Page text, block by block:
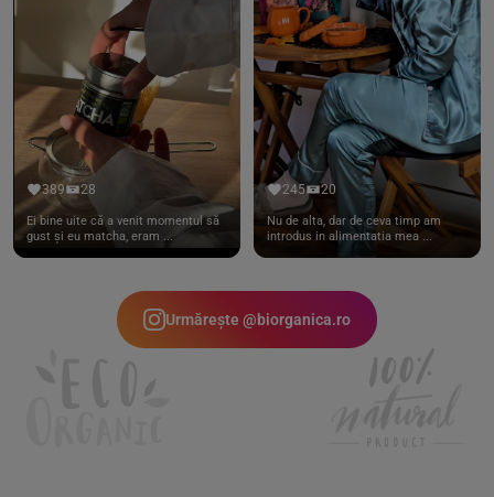
389 28
Ei bine uite că a venit momentul să
gust și eu matcha, eram ...
245 20
Nu de alta, dar de ceva timp am
introdus in alimentatia mea ...
Urmărește @biorganica.ro